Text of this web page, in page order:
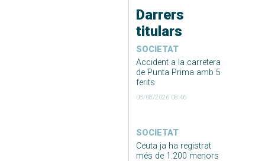
Darrers
titulars
SOCIETAT
Accident a la carretera
de Punta Prima amb 5
ferits
08/08/2026 08:46
SOCIETAT
Ceuta ja ha registrat
més de 1.200 menors